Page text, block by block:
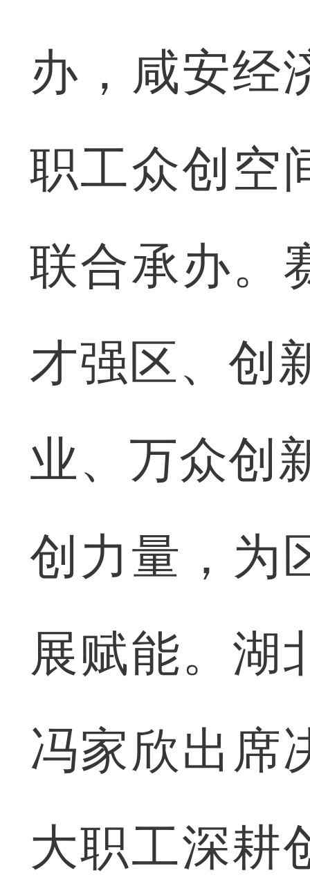
办，咸安经
职工众创空
联合承办。
才强区、创
业、万众创
创力量，为
展赋能。湖
冯家欣出席
大职工深耕